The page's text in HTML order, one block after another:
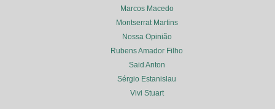
Marcos Macedo
Montserrat Martins
Nossa Opinião
Rubens Amador Filho
Said Anton
Sérgio Estanislau
Vivi Stuart